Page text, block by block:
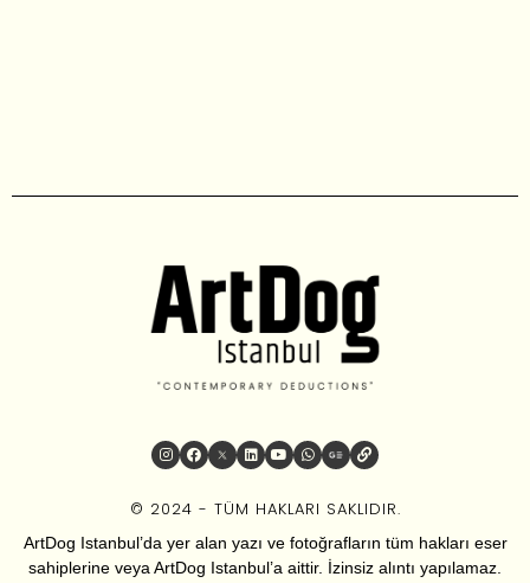
© 2024 - TÜM HAKLARI SAKLIDIR.
ArtDog Istanbul’da yer alan yazı ve fotoğrafların tüm hakları eser
sahiplerine veya ArtDog Istanbul’a aittir. İzinsiz alıntı yapılamaz.